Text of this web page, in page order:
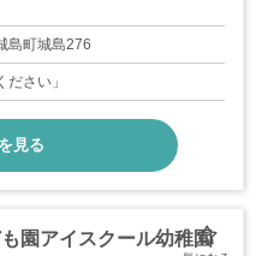
島町城島276
ださい」
見る
園アイスクール幼稚園